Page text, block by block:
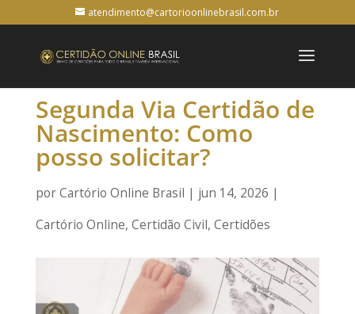
atendimento@cartorioonlinebrasil.com.br
Segunda Via Certidão de
Nascimento: Como
posso solicitar?
porCartório Online Brasil | jun 14, 2026 |
Cartório Online, Certidão Civil, Certidões